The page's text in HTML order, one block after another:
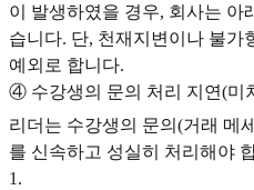
이 발생하였을 경우, 회사는 아
습니다. 단, 천재지변이나 불가
예외로 합니다.
④ 수강생의 문의 처리 지연(미
리더는 수강생의 문의(거래 메
를 신속하고 성실히 처리해야
1 .